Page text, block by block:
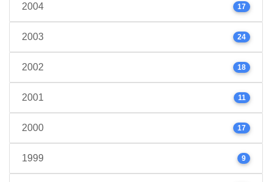
2004 17
2003 24
2002 18
2001 11
2000 17
1999 9